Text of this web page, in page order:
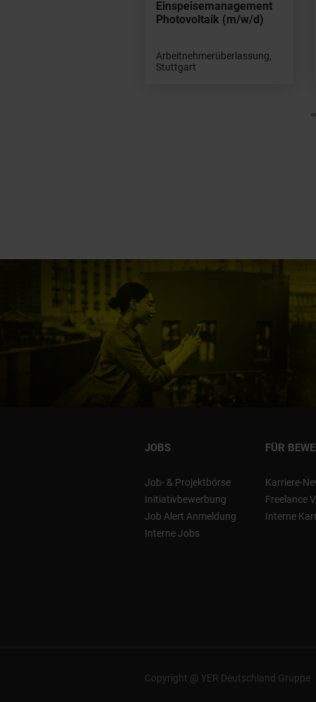
Einspeisemanagement
Photovoltaik (m/w/d)
Arbeitnehmerüberlassung,
Stuttgart
JOBS
Job- & Projektbörse
Initiativbewerbung
Job Alert Anmeldung
Interne Jobs
FÜR
Karriere-
Freelance
Interne
Copyright @ YER Deutschland Gruppe